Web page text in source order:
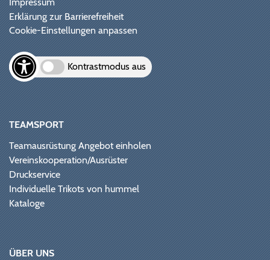
Erklärung zur Barrierefreiheit
Cookie-Einstellungen anpassen
Kontrastmodus aus
TEAMSPORT
Teamausrüstung Angebot einholen
Vereinskooperation/Ausrüster
Druckservice
Individuelle Trikots von hummel
Kataloge
ÜBER UNS